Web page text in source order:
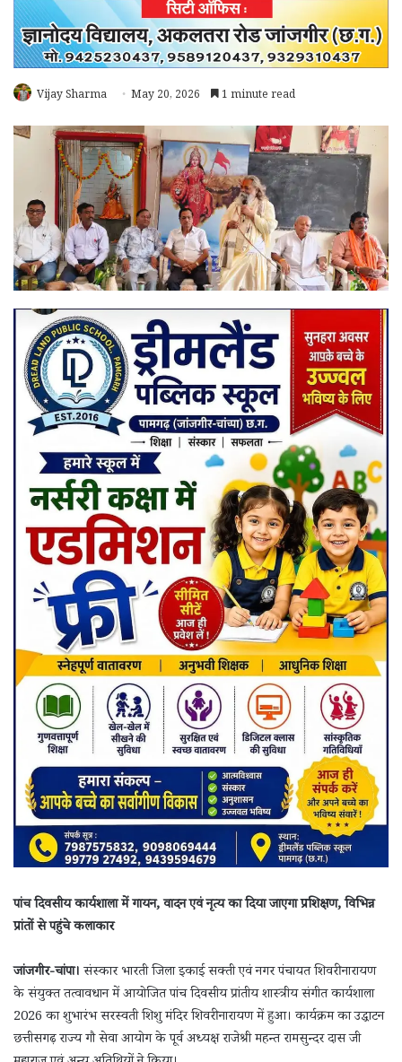
Vijay Sharma May 20, 2026 1 minute read
पांच दिवसीय कार्यशाला में गायन, वादन एवं नृत्य का दिया जाएगा प्रशिक्षण, विभिन्न
प्रांतों से पहुंचे कलाकार
जांजगीर-चांपा। संस्कार भारती जिला इकाई सक्ती एवं नगर पंचायत शिवरीनारायण
के संयुक्त तत्वावधान में आयोजित पांच दिवसीय प्रांतीय शास्त्रीय संगीत कार्यशाला
2026 का शुभारंभ सरस्वती शिशु मंदिर शिवरीनारायण में हुआ। कार्यक्रम का उद्घाटन
छत्तीसगढ़ राज्य गौ सेवा आयोग के पूर्व अध्यक्ष राजेश्री महन्त रामसुन्दर दास जी